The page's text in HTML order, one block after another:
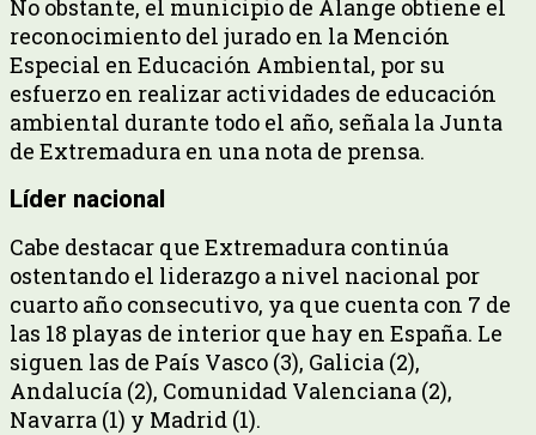
No obstante, el municipio de Alange obtiene el
reconocimiento del jurado en la Mención
Especial en Educación Ambiental, por su
esfuerzo en realizar actividades de educación
ambiental durante todo el año, señala la Junta
de Extremadura en una nota de prensa.
Líder nacional
Cabe destacar que Extremadura continúa
ostentando el liderazgo a nivel nacional por
cuarto año consecutivo, ya que cuenta con 7 de
las 18 playas de interior que hay en España. Le
siguen las de País Vasco (3), Galicia (2),
Andalucía (2), Comunidad Valenciana (2),
Navarra (1) y Madrid (1).